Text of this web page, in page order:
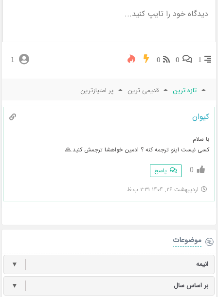
1
0
0
1
تازه ترین قدیمی ترین پر امتیازترین
کیوان
با سلام
کسی نیست اینو ترجمه کنه ؟ ادمین خواهشا ترجمش کنید.🙏
0 پاسخ
اردیبهشت ۲۶, ۱۴۰۴ ۲:۳۱ ب.ظ
موضوعات
انیمه ▼
بر اساس سال ▼